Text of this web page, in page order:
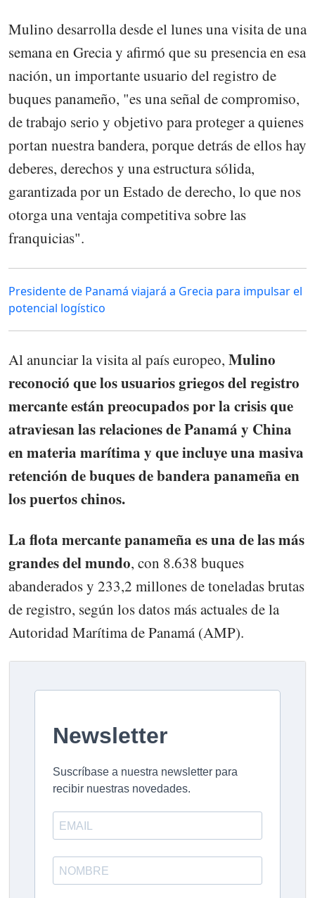
Mulino desarrolla desde el lunes una visita de una
semana en Grecia y afirmó que su presencia en esa
nación, un importante usuario del registro de
buques panameño, "es una señal de compromiso,
de trabajo serio y objetivo para proteger a quienes
portan nuestra bandera, porque detrás de ellos hay
deberes, derechos y una estructura sólida,
garantizada por un Estado de derecho, lo que nos
otorga una ventaja competitiva sobre las
franquicias".
Presidente de Panamá viajará a Grecia para impulsar el
potencial logístico
Al anunciar la visita al país europeo, Mulino
reconoció que los usuarios griegos del registro
mercante están preocupados por la crisis que
atraviesan las relaciones de Panamá y China
en materia marítima y que incluye una masiva
retención de buques de bandera panameña en
los puertos chinos.
La flota mercante panameña es una de las más
grandes del mundo, con 8.638 buques
abanderados y 233,2 millones de toneladas brutas
de registro, según los datos más actuales de la
Autoridad Marítima de Panamá (AMP).